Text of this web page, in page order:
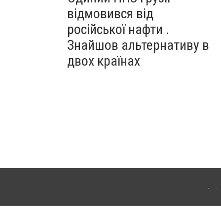
відмовився від
російської нафти .
Знайшов альтернативу в
двох країнах